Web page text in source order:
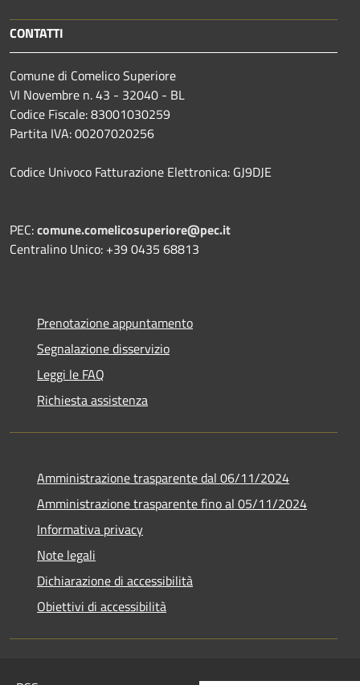
CONTATTI
Comune di Comelico Superiore
VI Novembre n. 43 - 32040 - BL
Codice Fiscale: 83001030259
Partita IVA: 00207020256
Codice Univoco Fatturazione Elettronica: GJ9DJE
PEC:comune.comelicosuperiore@pec.it
Centralino Unico: +39 0435 68813
Prenotazione appuntamento
Segnalazione disservizio
Leggi le FAQ
Richiesta assistenza
Amministrazione trasparente dal 06/11/2024
Amministrazione trasparente fino al 05/11/2024
Informativa privacy
Note legali
Dichiarazione di accessibilità
Obiettivi di accessibilità